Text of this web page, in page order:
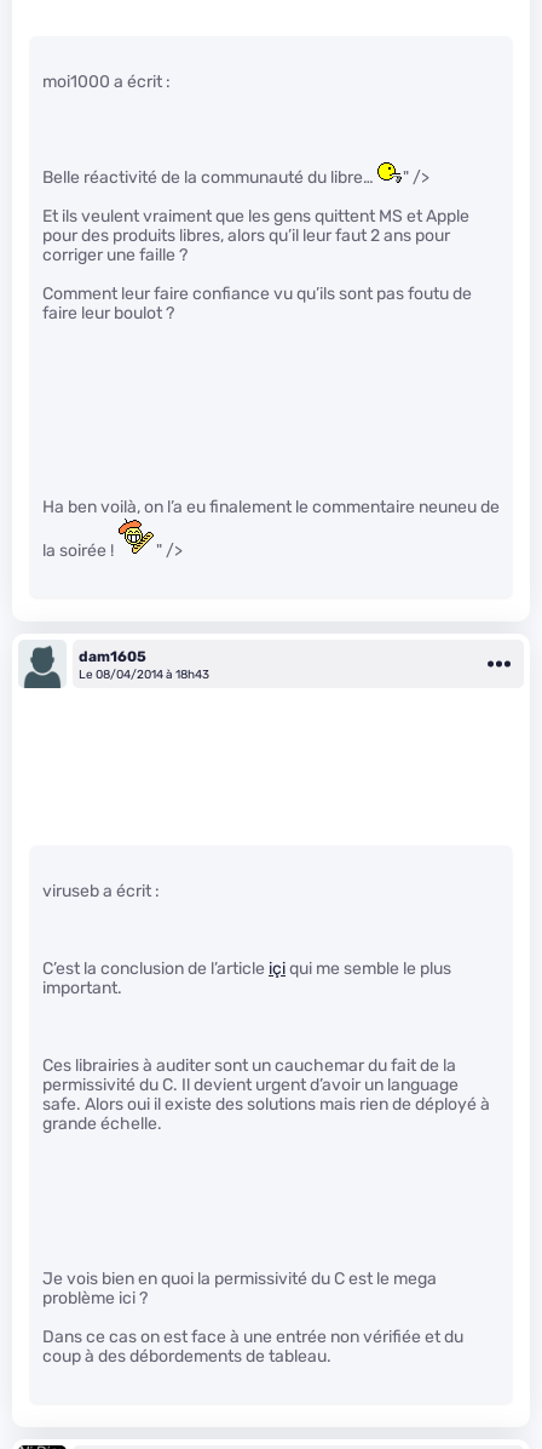
moi1000 a écrit :
Belle réactivité de la communauté du libre…
" />
Et ils veulent vraiment que les gens quittent MS et Apple
pour des produits libres, alors qu’il leur faut 2 ans pour
corriger une faille ?
Comment leur faire confiance vu qu’ils sont pas foutu de
faire leur boulot ?
Ha ben voilà, on l’a eu finalement le commentaire neuneu de
la soirée ! " />
dam1605
Le 08/04/2014 à 18h43
viruseb a écrit :
C’est la conclusion de l’article içiqui me semble le plus
important.
Ces librairies à auditer sont un cauchemar du fait de la
permissivité du C. Il devient urgent d’avoir un language
safe. Alors oui il existe des solutions mais rien de déployé à
grande échelle.
Je vois bien en quoi la permissivité du C est le mega
problème ici ?
Dans ce cas on est face à une entrée non vérifiée et du
coup à des débordements de tableau.